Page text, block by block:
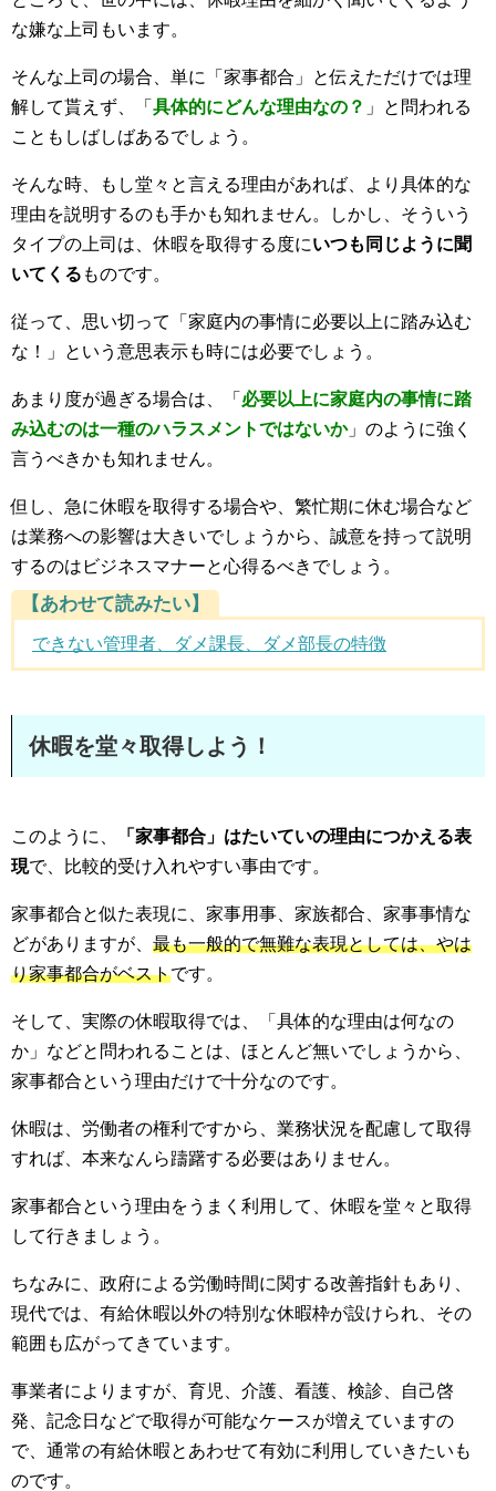
な嫌な上司もいます。
そんな上司の場合、単に「家事都合」と伝えただけでは理
解して貰えず、「 具体的にどんな理由なの？ 」と問われる
こともしばしばあるでしょう。
そんな時、もし堂々と言える理由があれば、より具体的な
理由を説明するのも手かも知れません。しかし、そういう
タイプの上司は、休暇を取得する度にいつも同じように聞
いてくる ものです。
従って、思い切って「家庭内の事情に必要以上に踏み込む
な！」という意思表示も時には必要でしょう。
あまり度が過ぎる場合は、「 必要以上に家庭内の事情に踏
み込むのは一種のハラスメントではないか」のように強く
言うべきかも知れません。
但し、急に休暇を取得する場合や、繁忙期に休む場合など
は業務への影響は大きいでしょうから、誠意を持って説明
するのはビジネスマナーと心得るべきでしょう。
【あわせて読みたい】
できない管理者、ダメ課長、ダメ部長の特徴
休暇を堂々取得しよう！
このように、
「家事都合」はたいていの理由につかえる表
現で、比較的受け入れやすい事由です。
家事都合と似た表現に、家事用事、家族都合、家事事情な
どがありますが、 最も一般的で無難な表現としては、やは
り家事都合がベストです。
そして、実際の休暇取得では、「具体的な理由は何なの
か」などと問われることは、ほとんど無いでしょうから、
家事都合という理由だけで十分なのです。
休暇は、労働者の権利ですから、業務状況を配慮して取得
すれば、本来なんら躊躇する必要はありません。
家事都合という理由をうまく利用して、休暇を堂々と取得
して行きましょう。
ちなみに、政府による労働時間に関する改善指針もあり、
現代では、有給休暇以外の特別な休暇枠が設けられ、その
範囲も広がってきています。
事業者によりますが、育児、介護、看護、検診、自己啓
発、記念日などで取得が可能なケースが増えていますの
で、通常の有給休暇とあわせて有効に利用していきたいも
のです。